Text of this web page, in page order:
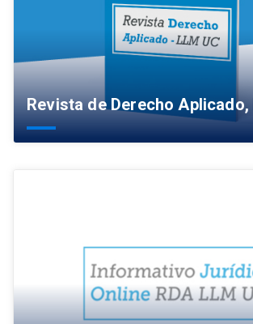
Revista de Derecho Aplicado,